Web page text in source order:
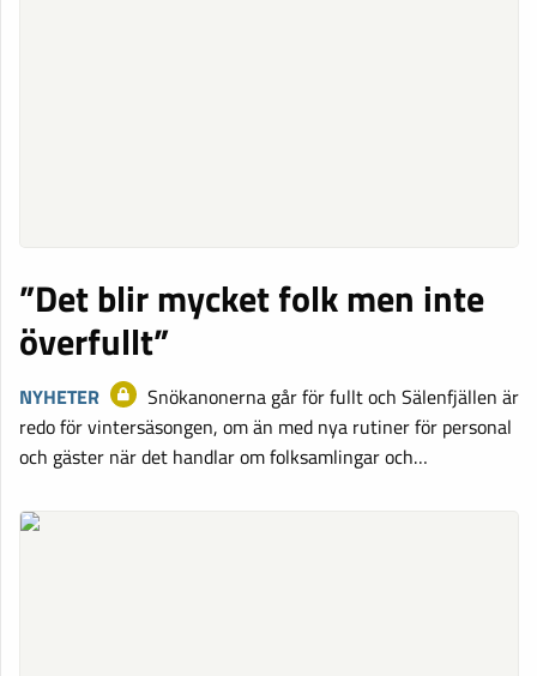
”Det blir mycket folk men inte
överfullt”
NYHETER
Snökanonerna går för fullt och Sälenfjällen är
redo för vintersäsongen, om än med nya rutiner för personal
och gäster när det handlar om folksamlingar och…